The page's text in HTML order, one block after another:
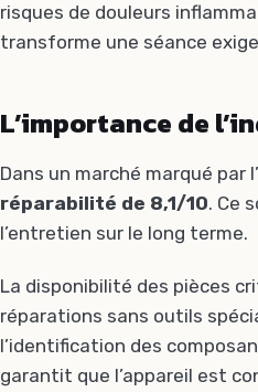
risques de douleurs
transforme une séance
L’importance de
Dans un marché marqué par
réparabilité de 8,1/10. Ce
l’entretien sur le long terme.
La disponibilité des pièces
réparations sans outils
l’identification des
garantit que l’appareil est